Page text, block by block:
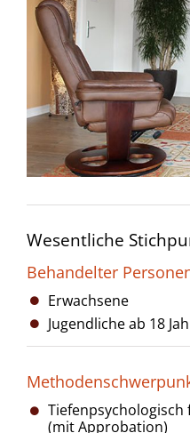
Wesentliche
Behandelter
Erwachsene
Jugendliche ab 18
(mit Approbation)